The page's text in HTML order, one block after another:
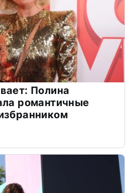
Полина
романтичные